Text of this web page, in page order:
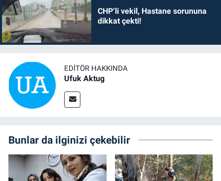
CHP’li vekil, Hastane sorununa
dikkat çekti!
EDITÖR HAKKINDA
Ufuk Aktug
Bunlar da ilginizi çekebilir